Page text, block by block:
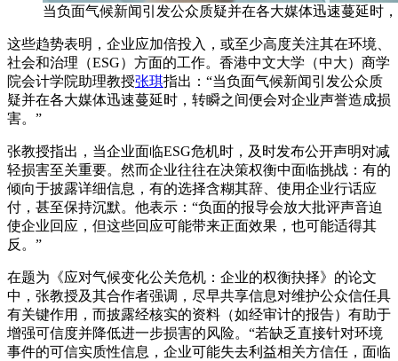
当负面气候新闻引发公众质疑并在各大媒体迅速蔓延时
这些趋势表明，企业应加倍投入，或至少高度关注其在环境、
社会和治理（ESG）方面的工作。香港中文大学（中大）商学
院会计学院助理教授张琪指出：“当负面气候新闻引发公众质
疑并在各大媒体迅速蔓延时，转瞬之间便会对企业声誉造成损
害。”
张教授指出，当企业面临ESG危机时，及时发布公开声明对减
轻损害至关重要。然而企业往往在决策权衡中面临挑战：有的
倾向于披露详细信息，有的选择含糊其辞、使用企业行话应
付，甚至保持沉默。他表示：“负面的报导会放大批评声音迫
使企业回应，但这些回应可能带来正面效果，也可能适得其
反。”
在题为《应对气候变化公关危机：企业的权衡抉择》的论文
中，张教授及其合作者强调，尽早共享信息对维护公众信任具
有关键作用，而披露经核实的资料（如经审计的报告）有助于
增强可信度并降低进一步损害的风险。“若缺乏直接针对环境
事件的可信实质性信息，企业可能失去利益相关方信任，面临